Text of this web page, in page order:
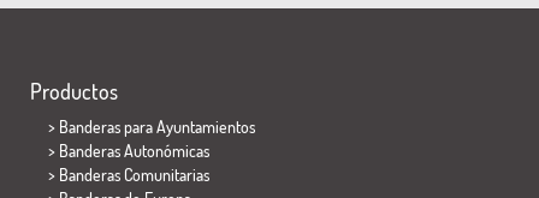
Productos
> Banderas para Ayuntamientos
> Banderas Autonómicas
> Banderas Comunitarias